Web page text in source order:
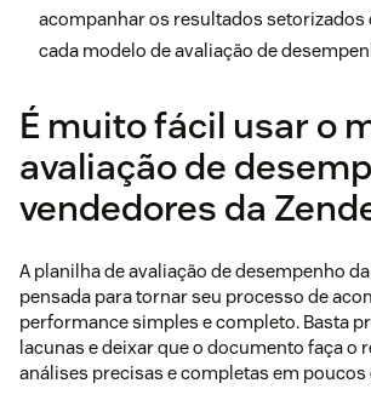
acompanhar os resultados setorizados
cada modelo de avaliação de
É muito fácil usar o
avaliação de
vendedores da
A planilha de avaliação de desempenho
pensada para tornar seu processo de
performance simples e completo. Basta
lacunas e deixar que o documento faça o
análises precisas e completas em poucos